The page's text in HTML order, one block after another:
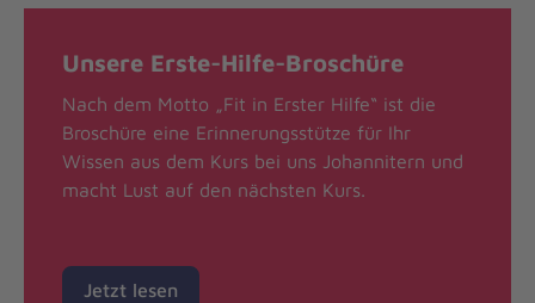
Unsere Erste-Hilfe-Broschüre
Nach dem Motto „Fit in Erster Hilfe“ ist die
Broschüre eine Erinnerungsstütze für Ihr
Wissen aus dem Kurs bei uns Johannitern und
macht Lust auf den nächsten Kurs.
Jetzt lesen